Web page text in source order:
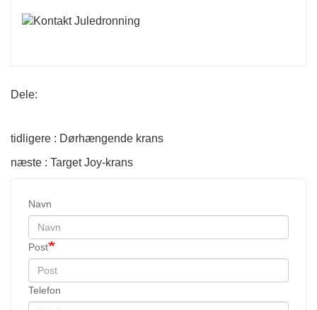
Dele:
tidligere : Dørhængende krans
næste : Target Joy-krans
Navn
Post
Telefon